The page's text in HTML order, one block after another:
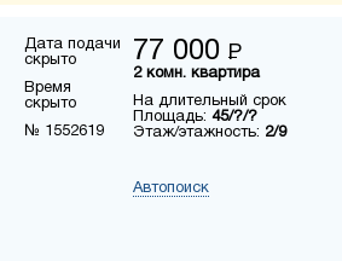
Дата подачи
скрыто
Время
скрыто
№ 1552619
77 000 Р
2 комн. квартира
На длительный срок
Площадь: 45/?/?
Этаж/этажность: 2/9
Автопоиск